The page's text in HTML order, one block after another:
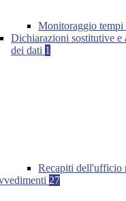
Monitoraggio tempi
Dichiarazioni sostitutive
dei dati 1
Recapiti dell'ufficio
27